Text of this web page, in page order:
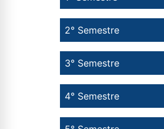
4° Semestre
3° Semestre
2° Semestre
WhatsApp
ou